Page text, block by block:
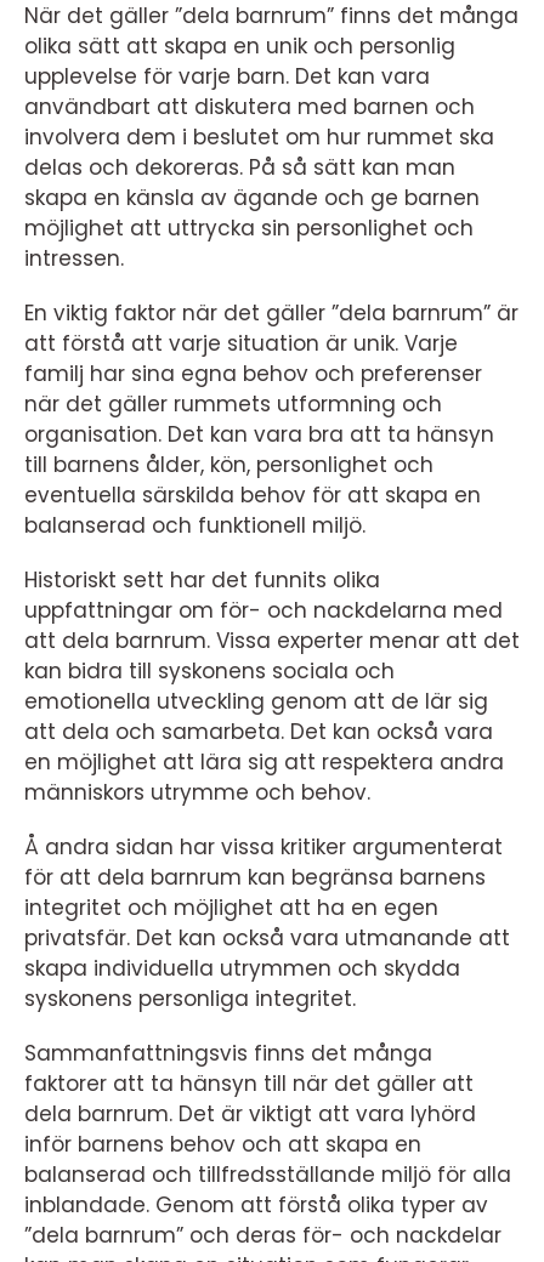
När det gäller ”dela barnrum” finns det många
olika sätt att skapa en unik och personlig
upplevelse för varje barn. Det kan vara
användbart att diskutera med barnen och
involvera dem i beslutet om hur rummet ska
delas och dekoreras. På så sätt kan man
skapa en känsla av ägande och ge barnen
möjlighet att uttrycka sin personlighet och
intressen.
En viktig faktor när det gäller ”dela barnrum” är
att förstå att varje situation är unik. Varje
familj har sina egna behov och preferenser
när det gäller rummets utformning och
organisation. Det kan vara bra att ta hänsyn
till barnens ålder, kön, personlighet och
eventuella särskilda behov för att skapa en
balanserad och funktionell miljö.
Historiskt sett har det funnits olika
uppfattningar om för- och nackdelarna med
att dela barnrum. Vissa experter menar att det
kan bidra till syskonens sociala och
emotionella utveckling genom att de lär sig
att dela och samarbeta. Det kan också vara
en möjlighet att lära sig att respektera andra
människors utrymme och behov.
Å andra sidan har vissa kritiker argumenterat
för att dela barnrum kan begränsa barnens
integritet och möjlighet att ha en egen
privatsfär. Det kan också vara utmanande att
skapa individuella utrymmen och skydda
syskonens personliga integritet.
Sammanfattningsvis finns det många
faktorer att ta hänsyn till när det gäller att
dela barnrum. Det är viktigt att vara lyhörd
inför barnens behov och att skapa en
balanserad och tillfredsställande miljö för alla
inblandade. Genom att förstå olika typer av
”dela barnrum” och deras för- och nackdelar